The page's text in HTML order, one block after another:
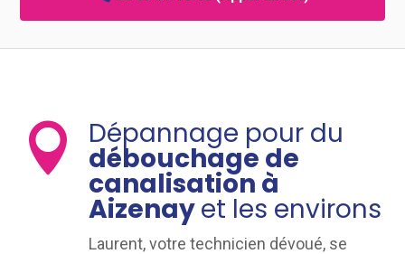
 Dépannage pour du
débouchage de
canalisation à
Aizenayet les environs
Laurent, votre technicien dévoué, se